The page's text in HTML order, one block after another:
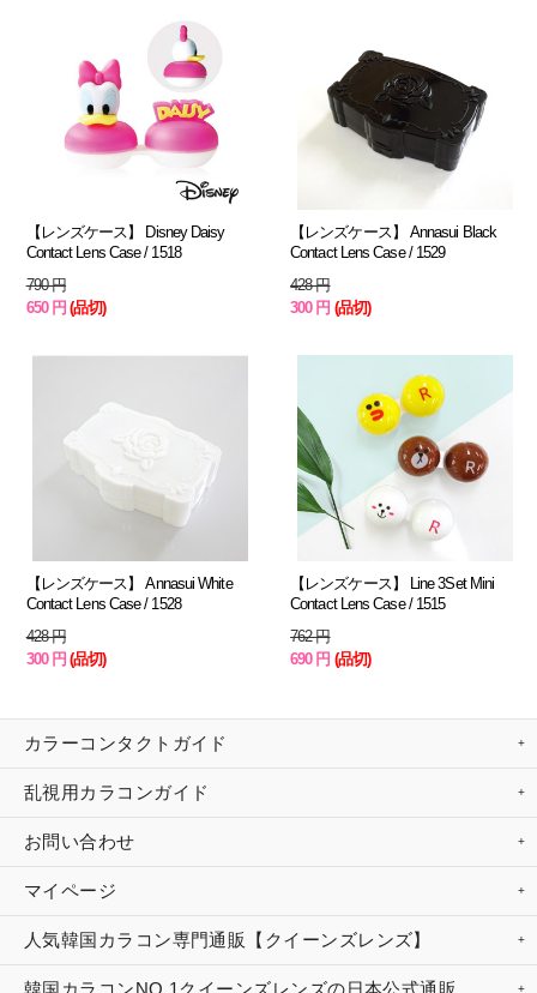
【レンズケース】 Disney Daisy
Contact Lens Case / 1518
790 円
650 円(品切)
【レンズケース】 Annasui Black
Contact Lens Case / 1529
428 円
300 円 (品切)
【レンズケース】 Annasui White
Contact Lens Case / 1528
428 円
300 円(品切)
【レンズケース】 Line 3Set Mini
Contact Lens Case / 1515
762 円
690 円 (品切)
カラーコンタクトガイド
乱視用カラコンガイド
お問い合わせ
マイページ
人気韓国カラコン専門通販【クイーンズレンズ】
韓国カラコンNO.1クイーンズレンズの日本公式通販